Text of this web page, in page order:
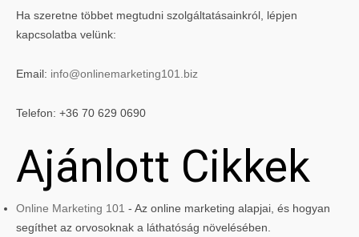
Ha szeretne többet megtudni szolgáltatásainkról, lépjen
kapcsolatba velünk:
Email: info@onlinemarketing101.biz
Telefon: +36 70 629 0690
Ajánlott Cikkek
Online Marketing 101 - Az online marketing alapjai, és hogyan
segíthet az orvosoknak a láthatóság növelésében.